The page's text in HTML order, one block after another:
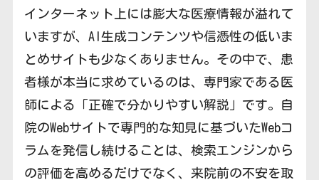
インターネット上には膨大な医療情報が溢れて
いますが、AI生成コンテンツや信憑性の低いま
とめサイトも少なくありません。その中で、患
者様が本当に求めているのは、専門家である医
師による「正確で分かりやすい解説」です。自
院のWebサイトで専門的な知見に基づいたWebコ
ラムを発信し続けることは、検索エンジンから
の評価を高めるだけでなく、来院前の不安を取